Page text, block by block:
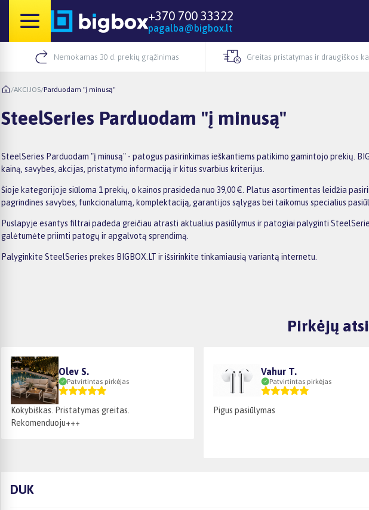
+370 700 33322
pagalba@bigbox.lt
Nemokamas 30 d. prekių grąžinimas Greitas pristatymas ir draugiškos
/AKCIJOS/Parduodam "į minusą"
SteelSeries Parduodam "į minusą"
SteelSeries Parduodam "į minusą" - patogus pasirinkimas ieškantiems patikimo gamintojo prekių.
kainą, savybes, akcijas, pristatymo informaciją ir kitus svarbius kriterijus.
Šioje kategorijoje siūloma 1 prekių, o kainos prasideda nuo 39,00 €. Platus asortimentas leidžia
pagrindines savybes, funkcionalumą, komplektaciją, garantijos sąlygas bei taikomus specialius
Puslapyje esantys filtrai padeda greičiau atrasti aktualius pasiūlymus ir patogiai palyginti
galėtumėte priimti patogų ir apgalvotą sprendimą.
Palyginkite SteelSeries prekes BIGBOX.LT ir išsirinkite tinkamiausią variantą internetu.
Pirkėjų
Olev S.
Patvirtintas pirkėjas
Kokybiškas. Pristatymas greitas.
Rekomenduoju+++
Vahur T.
Patvirtintas pirkėjas
Pigus pasiūlymas
DUK